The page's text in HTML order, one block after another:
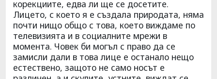
корекциите, едва ли ще се досетите.
Лицето, с което я е създала природата, няма
почти нищо общо с това, което виждаме по
телевизията и в социалните мрежи в
момента. Човек би могъл с право да се
замисли дали в това лице е останало нещо
естествено, защото не само носът е